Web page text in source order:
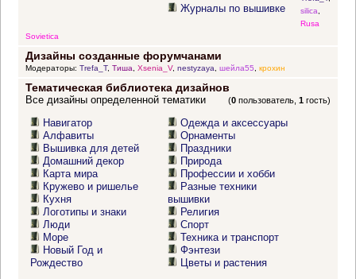
Журналы по вышивке
silica,
Rusa
Sovietica
Дизайны созданные форумчанами
Модераторы: Trefa_T, Тиша, Xsenia_V, nestyzaya, шейла55, крохин
Тематическая библиотека дизайнов
(0 пользователь,1 гость)
Все дизайны определенной тематики
Навигатор
Алфавиты
Вышивка для детей
Домашний декор
Карта мира
Кружево и ришелье
Кухня
Логотипы и знаки
Люди
Море
Новый Год и
Рождество
Одежда и аксессуары
Орнаменты
Праздники
Природа
Профессии и хобби
Разные техники
вышивки
Религия
Спорт
Техника и транспорт
Фэнтези
Цветы и растения